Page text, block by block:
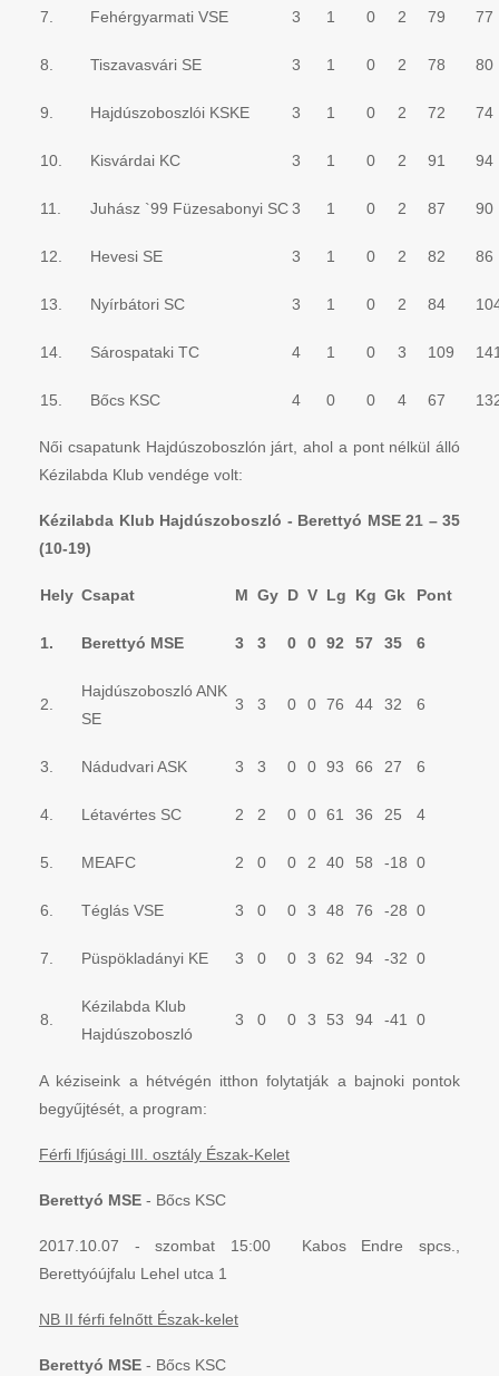
7. Fehérgyarmati VSE 3 1 0 2 79 77
8. Tiszavasvári SE 3 1 0 2 78 80
9. Hajdúszoboszlói KSKE 3 1 0 2 72 74
10. Kisvárdai KC 3 1 0 2 91 94
11. Juhász `99 Füzesabonyi SC3 1 0 2 87 90
12. Hevesi SE 3 1 0 2 82 86
13. Nyírbátori SC 3 1 0 2 84
14. Sárospataki TC 4 1 0 3 109
15. Bőcs KSC 4 0 0 4 67
Női csapatunk Hajdúszoboszlón járt, ahol a pont nélkül álló
Kézilabda Klub vendége volt:
Kézilabda Klub Hajdúszoboszló - Berettyó MSE 21 – 35
(10-19)
Hely Csapat M Gy D V Lg Kg Gk Pont
1. Berettyó MSE 3 3 0 0 92 57 35 6
2.
Hajdúszoboszló ANK
SE
3 3 0 0 76 44 32 6
3. Nádudvari ASK 3 3 0 0 93 66 27 6
4. Létavértes SC 2 2 0 0 61 36 25 4
5. MEAFC 2 0 0 2 40 58 -18 0
6. Téglás VSE 3 0 0 3 48 76 -28 0
7. Püspökladányi KE 3 0 0 3 62 94 -32 0
8.
Kézilabda Klub
Hajdúszoboszló
3 0 0 3 53 94 -41 0
A kéziseink a hétvégén itthon folytatják a bajnoki pontok
begyűjtését, a program:
Férfi Ifjúsági III. osztály Észak-Kelet
Berettyó MSE - Bőcs KSC
2017.10.07 - szombat 15:00 Kabos Endre spcs.,
Berettyóújfalu Lehel utca 1
NB II férfi felnőtt Észak-kelet
Berettyó MSE - Bőcs KSC